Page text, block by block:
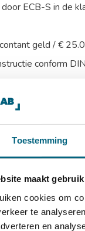
Toestemming
maakt
cookies om
te
en
ECB-S in de
geld / €
conform
een
seimische
aan
schoot in de
door